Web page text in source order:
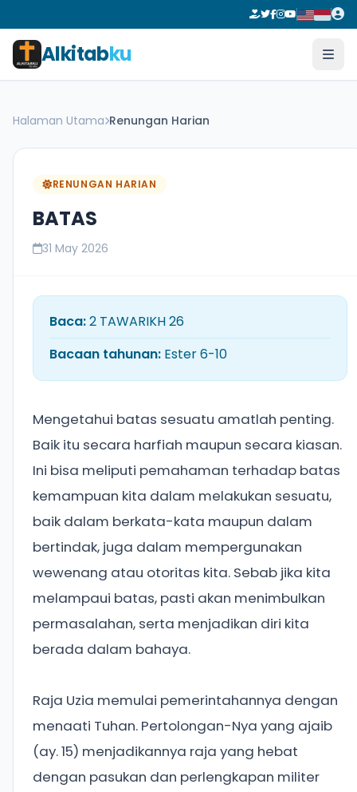
Alkitabku
Halaman Utama Renungan Harian
RENUNGAN HARIAN
BATAS
31 May 2026
Baca:2 TAWARIKH 26
Bacaan tahunan: Ester 6-10
Mengetahui batas sesuatu amatlah penting.
Baik itu secara harfiah maupun secara kiasan.
Ini bisa meliputi pemahaman terhadap batas
kemampuan kita dalam melakukan sesuatu,
baik dalam berkata-kata maupun dalam
bertindak, juga dalam mempergunakan
wewenang atau otoritas kita. Sebab jika kita
melampaui batas, pasti akan menimbulkan
permasalahan, serta menjadikan diri kita
berada dalam bahaya.
Raja Uzia memulai pemerintahannya dengan
menaati Tuhan. Pertolongan-Nya yang ajaib
(ay. 15) menjadikannya raja yang hebat
dengan pasukan dan perlengkapan militer